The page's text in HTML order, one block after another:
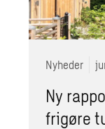
Nyheder
Ny
frigøre